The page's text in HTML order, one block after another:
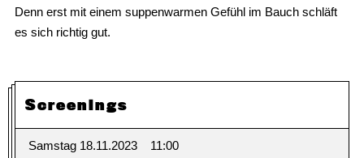
Denn erst mit einem suppenwarmen Gefühl im Bauch schläft
es sich richtig gut.
Screenings
Samstag 18.11.2023
11:00